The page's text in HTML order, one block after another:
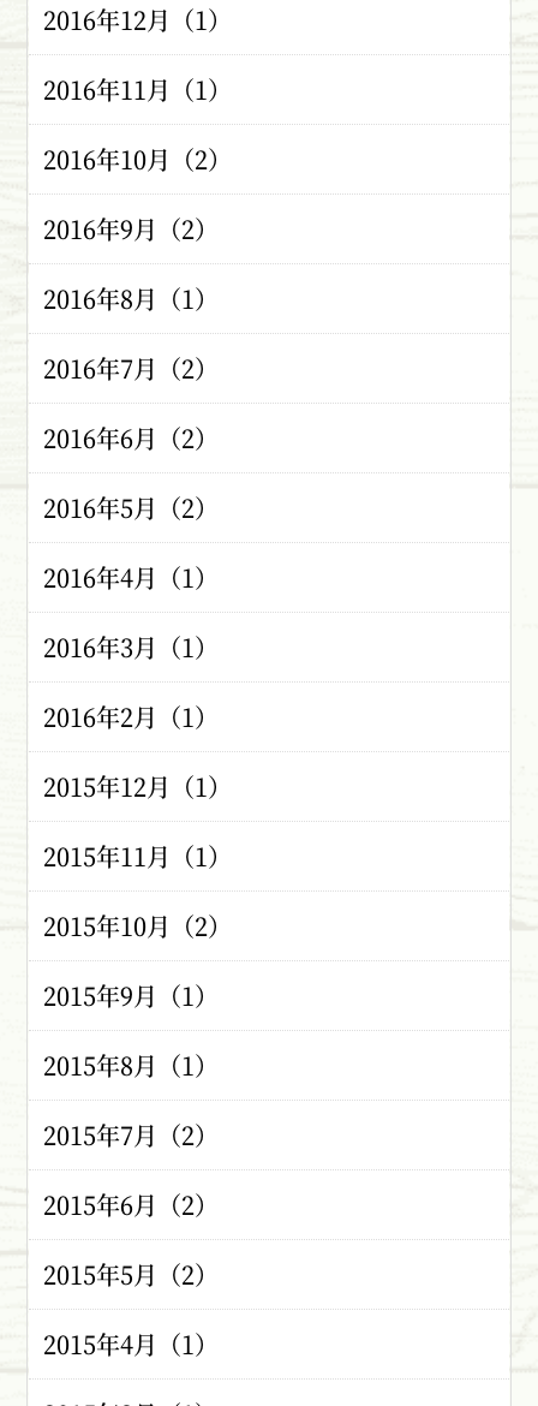
2016年12月（1）
2016年11月（1）
2016年10月（2）
2016年9月（2）
2016年8月（1）
2016年7月（2）
2016年6月（2）
2016年5月（2）
2016年4月（1）
2016年3月（1）
2016年2月（1）
2015年12月（1）
2015年11月（1）
2015年10月（2）
2015年9月（1）
2015年8月（1）
2015年7月（2）
2015年6月（2）
2015年5月（2）
2015年4月（1）